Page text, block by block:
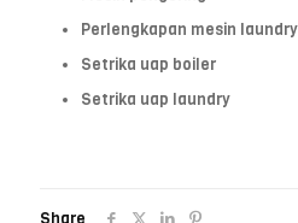
Perlengkapan mesin laundry
Setrika uap boiler
Setrika uap laundry